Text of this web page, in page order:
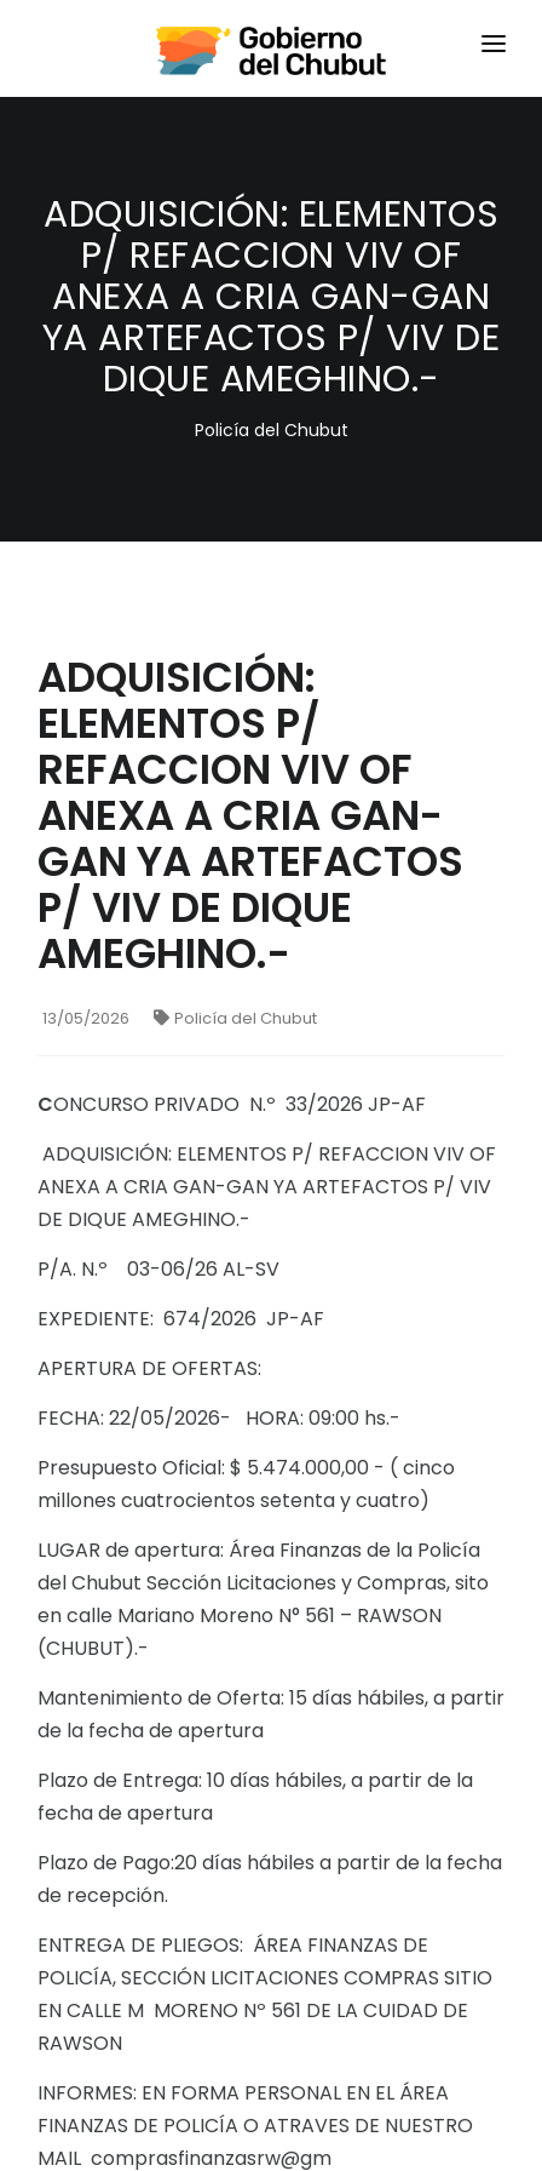
HOME
ADQUISICIÓN: ELEMENTOS
P/ REFACCION VIV OF
ANEXA A CRIA GAN-GAN
YA ARTEFACTOS P/ VIV DE
DIQUE AMEGHINO.-
Policía del Chubut
ADQUISICIÓN:
ELEMENTOS P/
REFACCION VIV OF
ANEXA A CRIA GAN-
GAN YA ARTEFACTOS
P/ VIV DE DIQUE
AMEGHINO.-
13/05/2026 Policía del Chubut
CONCURSO PRIVADO N.º 33/2026 JP-AF
ADQUISICIÓN: ELEMENTOS P/ REFACCION VIV OF
ANEXA A CRIA GAN-GAN YA ARTEFACTOS P/ VIV
DE DIQUE AMEGHINO.-
P/A. N.º 03-06/26 AL-SV
EXPEDIENTE: 674/2026 JP-AF
APERTURA DE OFERTAS:
FECHA: 22/05/2026- HORA: 09:00 hs.-
Presupuesto Oficial: $ 5.474.000,00 - ( cinco
millones cuatrocientos setenta y cuatro)
LUGAR de apertura: Área Finanzas de la Policía
del Chubut Sección Licitaciones y Compras, sito
en calle Mariano Moreno N° 561 – RAWSON
(CHUBUT).-
Mantenimiento de Oferta: 15 días hábiles, a partir
de la fecha de apertura
Plazo de Entrega: 10 días hábiles, a partir de la
fecha de apertura
Plazo de Pago:20 días hábiles a partir de la fecha
de recepción.
ENTREGA DE PLIEGOS: ÁREA FINANZAS DE
POLICÍA, SECCIÓN LICITACIONES COMPRAS SITIO
EN CALLE M MORENO Nº 561 DE LA CUIDAD DE
RAWSON
INFORMES: EN FORMA PERSONAL EN EL ÁREA
FINANZAS DE POLICÍA O ATRAVES DE NUESTRO
MAIL comprasfinanzasrw@gm